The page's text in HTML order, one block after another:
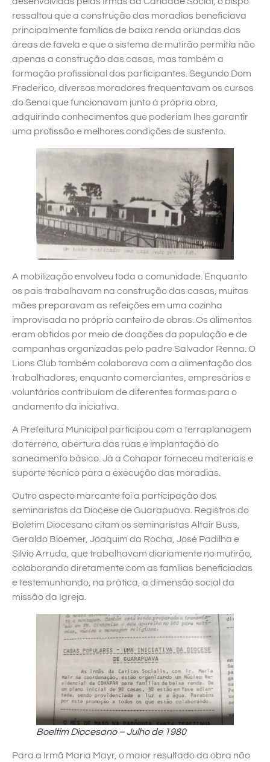
ressaltou que a construção das moradias beneficiava
principalmente famílias de baixa renda oriundas das
áreas de favela e que o sistema de mutirão permitia não
apenas a construção das casas, mas também a
formação profissional dos participantes. Segundo Dom
Frederico, diversos moradores frequentavam os cursos
do Senai que funcionavam junto à própria obra,
adquirindo conhecimentos que poderiam lhes garantir
uma profissão e melhores condições de sustento.
A mobilização envolveu toda a comunidade. Enquanto
os pais trabalhavam na construção das casas, muitas
mães preparavam as refeições em uma cozinha
improvisada no próprio canteiro de obras. Os alimentos
eram obtidos por meio de doações da população e de
campanhas organizadas pelo padre Salvador Renna. O
Lions Club também colaborava com a alimentação dos
trabalhadores, enquanto comerciantes, empresários e
voluntários contribuíam de diferentes formas para o
andamento da iniciativa.
A Prefeitura Municipal participou com a terraplanagem
do terreno, abertura das ruas e implantação do
saneamento básico. Já a Cohapar forneceu materiais e
suporte técnico para a execução das moradias.
Outro aspecto marcante foi a participação dos
seminaristas da Diocese de Guarapuava. Registros do
Boletim Diocesano citam os seminaristas Altair Buss,
Geraldo Bloemer, Joaquim da Rocha, José Padilha e
Silvio Arruda, que trabalhavam diariamente no mutirão,
colaborando diretamente com as famílias beneficiadas
e testemunhando, na prática, a dimensão social da
missão da Igreja.
Boeltim Diocesano – Julho de 1980
Para a Irmã Maria Mayr, o maior resultado da obra não